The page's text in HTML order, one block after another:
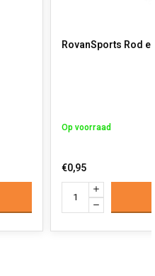
Op voorraad
€0,95